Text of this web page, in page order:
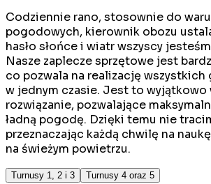
Codziennie rano, stosownie do
pogodowych, kierownik obozu
hasło słońce i wiatr wszyscy
Nasze zaplecze sprzętowe jest
co pozwala na realizację wszystkich
w jednym czasie. Jest to wyjątkowo
rozwiązanie, pozwalające
ładną pogodę. Dzięki temu nie
przeznaczając każdą chwilę na
na świeżym powietrzu.
Turnusy 1, 2 i 3 Turnusy 4 oraz 5